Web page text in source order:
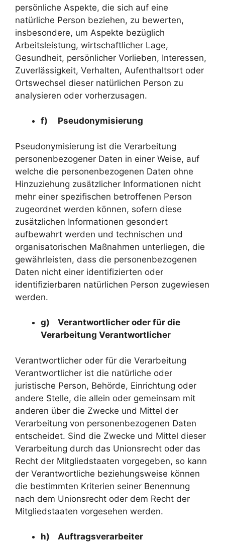
persönliche Aspekte, die sich auf eine
natürliche Person beziehen, zu bewerten,
insbesondere, um Aspekte bezüglich
Arbeitsleistung, wirtschaftlicher Lage,
Gesundheit, persönlicher Vorlieben, Interessen,
Zuverlässigkeit, Verhalten, Aufenthaltsort oder
Ortswechsel dieser natürlichen Person zu
analysieren oder vorherzusagen.
f) Pseudonymisierung
Pseudonymisierung ist die Verarbeitung
personenbezogener Daten in einer Weise, auf
welche die personenbezogenen Daten ohne
Hinzuziehung zusätzlicher Informationen nicht
mehr einer spezifischen betroffenen Person
zugeordnet werden können, sofern diese
zusätzlichen Informationen gesondert
aufbewahrt werden und technischen und
organisatorischen Maßnahmen unterliegen, die
gewährleisten, dass die personenbezogenen
Daten nicht einer identifizierten oder
identifizierbaren natürlichen Person zugewiesen
werden.
g) Verantwortlicher oder für die
Verarbeitung Verantwortlicher
Verantwortlicher oder für die Verarbeitung
Verantwortlicher ist die natürliche oder
juristische Person, Behörde, Einrichtung oder
andere Stelle, die allein oder gemeinsam mit
anderen über die Zwecke und Mittel der
Verarbeitung von personenbezogenen Daten
entscheidet. Sind die Zwecke und Mittel dieser
Verarbeitung durch das Unionsrecht oder das
Recht der Mitgliedstaaten vorgegeben, so kann
der Verantwortliche beziehungsweise können
die bestimmten Kriterien seiner Benennung
nach dem Unionsrecht oder dem Recht der
Mitgliedstaaten vorgesehen werden.
h) Auftragsverarbeiter